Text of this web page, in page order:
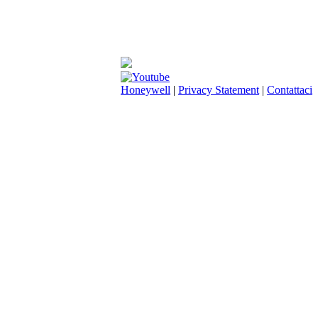
Honeywell | Privacy Statement | Contattaci